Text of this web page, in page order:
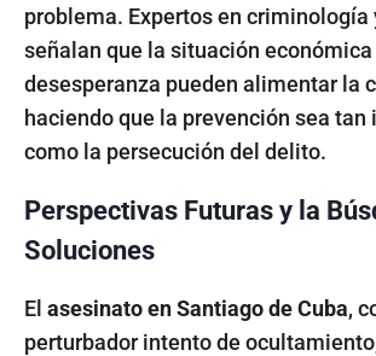
problema. Expertos en criminología
señalan que la situación económica
desesperanza pueden alimentar la
haciendo que la prevención sea tan
como la persecución del delito.
Perspectivas Futuras y la
Soluciones
El asesinato en Santiago de Cuba,
perturbador intento de